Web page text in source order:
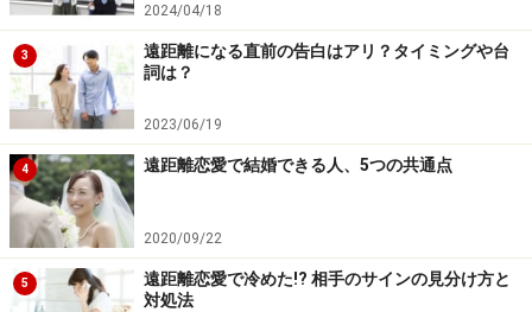
2024/04/18
3
遠距離になる直前の告白はアリ？タイミングや台
詞は？
2023/06/19
4 遠距離恋愛で結婚できる人、5つの共通点
2020/09/22
5
遠距離恋愛で冷めた!? 相手のサインの見分け方と
対処法